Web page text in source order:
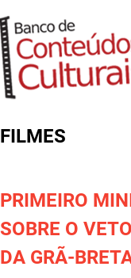
FILMES
PRIMEIRO
SOBRE O
DA GRÃ-